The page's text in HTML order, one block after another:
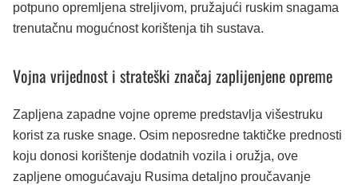
potpuno opremljena streljivom, pružajući ruskim snagama
trenutačnu mogućnost korištenja tih sustava.
Vojna vrijednost i strateški značaj zaplijenjene opreme
Zapljena zapadne vojne opreme predstavlja višestruku
korist za ruske snage. Osim neposredne taktičke prednosti
koju donosi korištenje dodatnih vozila i oružja, ove
zapljene omogućavaju Rusima detaljno proučavanje